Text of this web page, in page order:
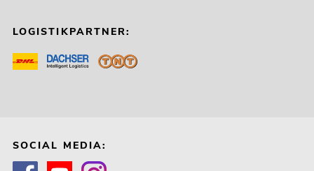
LOGISTIKPARTNER:
SOCIAL MEDIA: